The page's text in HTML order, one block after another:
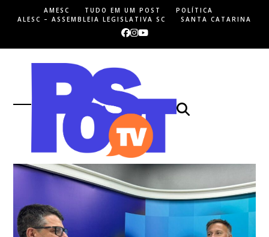
AMESC TUDO EM UM POST
POLÍTICA
ALESC – ASSEMBLEIA LEGISLATIVA SC
SANTA CATARINA
Facebook
Instagram
YouTube
Open
mobile
menu
Close
mobile
menu